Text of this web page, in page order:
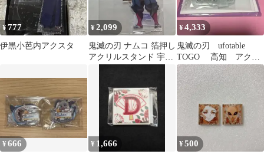
¥777
伊黒小芭内アクスタ
¥2,099
鬼滅の刃 ナムコ 箔押し
アクリルスタンド 宇髄
¥4,333
鬼滅の刃 ufotable
TOGO 高知 アクリ
ルスタンド 冨岡義勇
¥666 ¥ 1,666 ¥500